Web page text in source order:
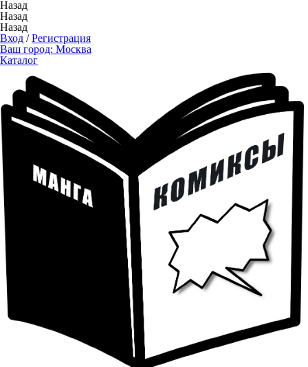
Назад
Назад
Назад
Вход /Регистрация
Ваш город: Москва
Каталог